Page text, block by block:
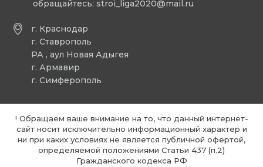
г. Краснодар
г. Ставрополь
РА , аул Новая Адыгея
г. Армавир
г. Симферополь
обращайтесь: stroi_liga2020@mail.ru
! Обращаем ваше внимание на то, что данный интернет-
сайт носит исключительно информационный характер и
ни при каких условиях не является публичной офертой,
определяемой положениями Статьи 437 (п.2)
Гражданского кодекса РФ